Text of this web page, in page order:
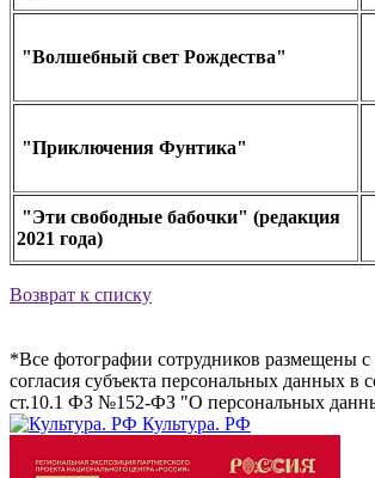
"Волшебный свет Рождества"
"Приключения Фунтика"
"Эти свободные бабочки" (редакция
2021 года)
Возврат к списку
*Все фотографии сотрудников размещены
согла­сия субъекта персона­льных данных в
ст.10.1 ФЗ №152-ФЗ "О персона­льных
Культура. РФ